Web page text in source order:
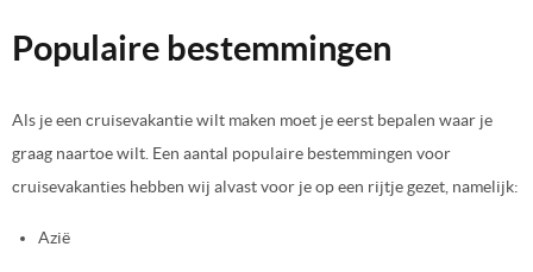
Populaire bestemmingen
Als je een cruisevakantie wilt maken moet je eerst bepalen waar je
graag naartoe wilt. Een aantal populaire bestemmingen voor
cruisevakanties hebben wij alvast voor je op een rijtje gezet, namelijk:
Azië